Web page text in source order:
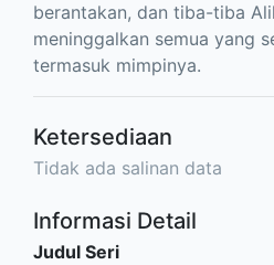
berantakan, dan tiba-tiba
meninggalkan semua yang
termasuk mimpinya.
Ketersediaan
Tidak ada salinan data
Informasi Detail
Judul Seri